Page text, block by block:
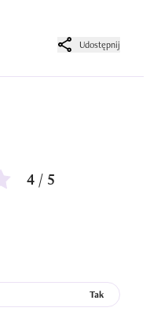
Udostępnij
4 / 5
Tak